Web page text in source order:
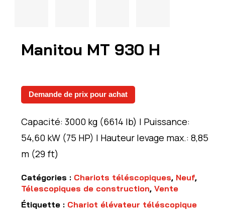
Manitou MT 930 H
Demande de prix pour achat
Capacité: 3000 kg (6614 lb) | Puissance:
54,60 kW (75 HP) | Hauteur levage max.: 8,85
m (29 ft)
Catégories : Chariots téléscopiques, Neuf,
Télescopiques de construction, Vente
Étiquette : Chariot élévateur téléscopique